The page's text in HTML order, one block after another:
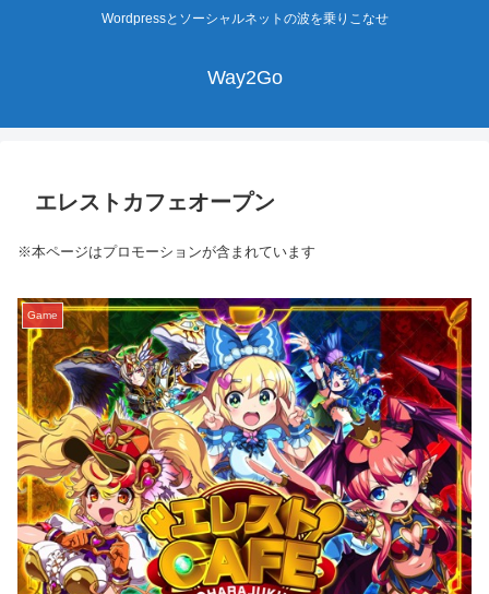
Wordpressとソーシャルネットの波を乗りこなせ
Way2Go
エレストカフェオープン
※本ページはプロモーションが含まれています
Game